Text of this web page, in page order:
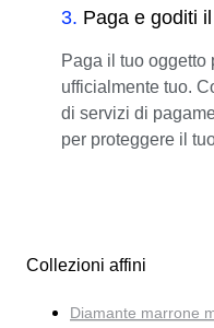
3. Paga e goditi
Paga il tuo oggetto
ufficialmente tuo.
di servizi di
per proteggere il
Collezioni affini
Diamante marrone